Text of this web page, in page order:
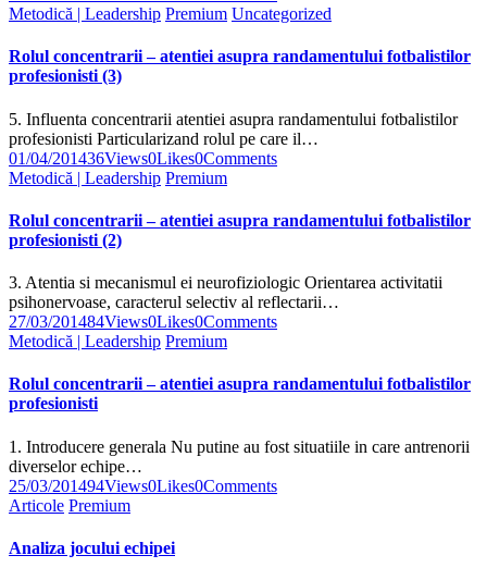
Metodică | Leadership Premium Uncategorized
Rolul concentrarii – atentiei asupra randamentului fotbalistilor
profesionisti (3)
5. Influenta concentrarii atentiei asupra randamentului fotbalistilor
profesionisti Particularizand rolul pe care il…
01/04/201436Views0Likes0Comments
Metodică | Leadership Premium
Rolul concentrarii – atentiei asupra randamentului fotbalistilor
profesionisti (2)
3. Atentia si mecanismul ei neurofiziologic Orientarea activitatii
psihonervoase, caracterul selectiv al reflectarii…
27/03/201484Views0Likes0Comments
Metodică | Leadership Premium
Rolul concentrarii – atentiei asupra randamentului fotbalistilor
profesionisti
1. Introducere generala Nu putine au fost situatiile in care antrenorii
diverselor echipe…
25/03/201494Views0Likes0Comments
Articole Premium
Analiza jocului echipei